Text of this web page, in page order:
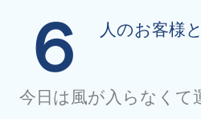
６ 人のお客様
今日は風が入らなくて